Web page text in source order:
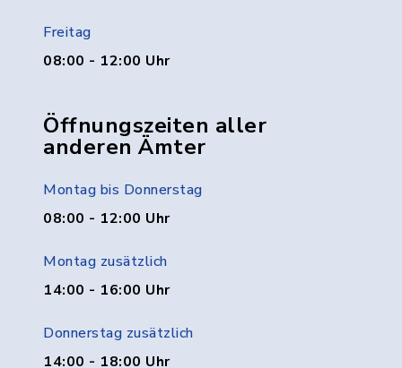
Freitag
08:00 - 12:00 Uhr
Öffnungszeiten aller
anderen Ämter
Montag bis Donnerstag
08:00 - 12:00 Uhr
Montag zusätzlich
14:00 - 16:00 Uhr
Donnerstag zusätzlich
14:00 - 18:00 Uhr